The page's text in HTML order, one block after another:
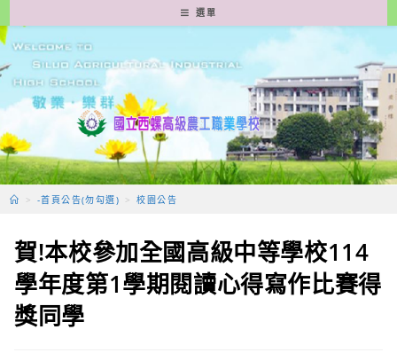
轉
至
要
容
選單
> -首頁公告(勿勾選) > 校園公告
賀!本校參加全國高級中等學校114
學年度第1學期閱讀心得寫作比賽得
獎同學